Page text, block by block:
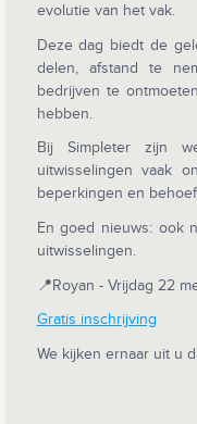
evolutie van het vak.
Deze dag biedt de
delen, afstand te
bedrijven te
hebben.
Bij Simpleter zijn
uitwisselingen vaak
beperkingen en
En goed nieuws: ook
uitwisselingen.
📍Royan - Vrijdag 22
Gratis inschrijving
We kijken ernaar uit u